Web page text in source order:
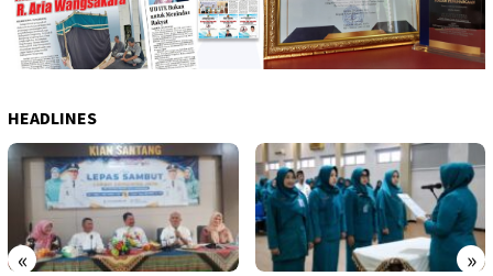
HEADLINES
« »